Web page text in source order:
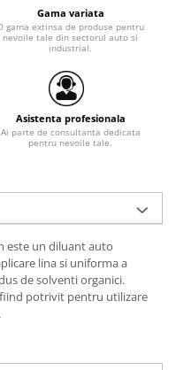
Gama variata
gama extinsa de produse pentru
nevoile tale din sectorul auto si
industrial.
Asistenta profesionala
Ai parte de consultanta dedicata
pentru nevoile tale.
este un diluant auto
lina si uniforma a
de solventi organici.
potrivit pentru utilizare